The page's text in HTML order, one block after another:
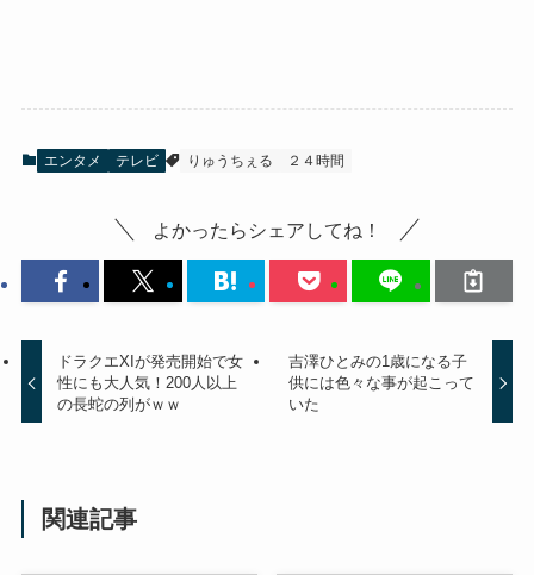
エンタメ テレビ りゅうちぇる ２４時間
よかったらシェアしてね！
ドラクエXIが発売開始で女
性にも大人気！200人以上
の長蛇の列がｗｗ
吉澤ひとみの1歳になる子
供には色々な事が起こって
いた
関連記事